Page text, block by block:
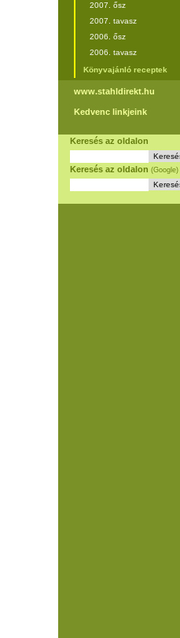
2007. ősz
2007. tavasz
2006. ősz
2006. tavasz
Könyvajánló receptek
www.stahldirekt.hu
Kedvenc linkjeink
Keresés az oldalon
Keresés az oldalon (Google)